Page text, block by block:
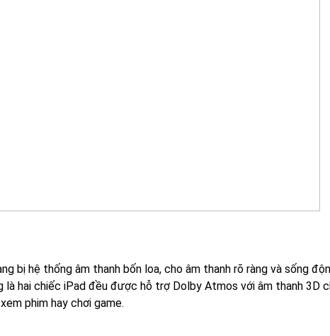
bị hệ thống âm thanh bốn loa, cho âm thanh rõ ràng và sống
là hai chiếc iPad đều được hỗ trợ Dolby Atmos với âm thanh 3D
phim hay chơi game.